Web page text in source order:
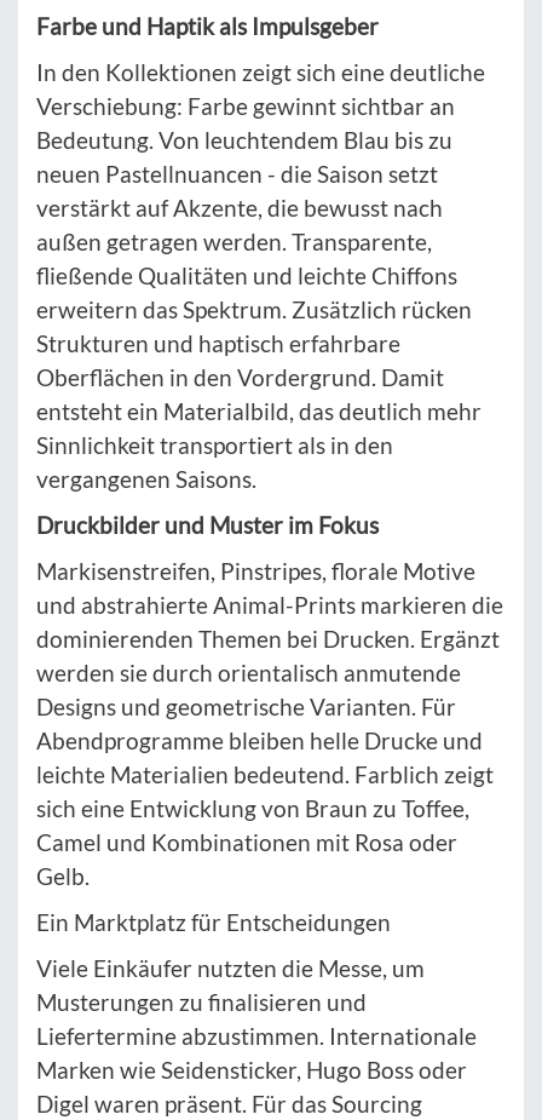
Farbe und Haptik als Impulsgeber
In den Kollektionen zeigt sich eine deutliche
Verschiebung: Farbe gewinnt sichtbar an
Bedeutung. Von leuchtendem Blau bis zu
neuen Pastellnuancen - die Saison setzt
verstärkt auf Akzente, die bewusst nach
außen getragen werden. Transparente,
fließende Qualitäten und leichte Chiffons
erweitern das Spektrum. Zusätzlich rücken
Strukturen und haptisch erfahrbare
Oberflächen in den Vordergrund. Damit
entsteht ein Materialbild, das deutlich mehr
Sinnlichkeit transportiert als in den
vergangenen Saisons.
Druckbilder und Muster im Fokus
Markisenstreifen, Pinstripes, florale Motive
und abstrahierte Animal-Prints markieren die
dominierenden Themen bei Drucken. Ergänzt
werden sie durch orientalisch anmutende
Designs und geometrische Varianten. Für
Abendprogramme bleiben helle Drucke und
leichte Materialien bedeutend. Farblich zeigt
sich eine Entwicklung von Braun zu Toffee,
Camel und Kombinationen mit Rosa oder
Gelb.
Ein Marktplatz für Entscheidungen
Viele Einkäufer nutzten die Messe, um
Musterungen zu finalisieren und
Liefertermine abzustimmen. Internationale
Marken wie Seidensticker, Hugo Boss oder
Digel waren präsent. Für das Sourcing